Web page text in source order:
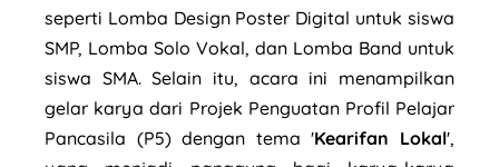
seperti Lomba Design Poster Digital untuk siswa
SMP, Lomba Solo Vokal, dan Lomba Band untuk
siswa SMA. Selain itu, acara ini menampilkan
gelar karya dari Projek Penguatan Profil Pelajar
Pancasila (P5) dengan tema 'Kearifan Lokal',